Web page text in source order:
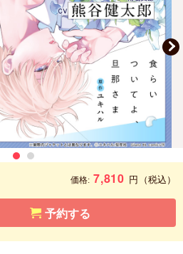
価格: 7,810 円 （税込）
予約する